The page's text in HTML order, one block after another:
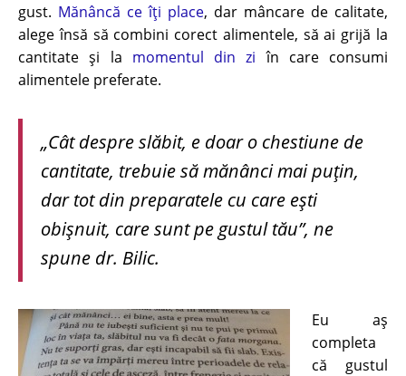
gust. Mănâncă ce îți place, dar mâncare de calitate,
alege însă să combini corect alimentele, să ai grijă la
cantitate și la momentul din zi în care consumi
alimentele preferate.
„Cât despre slăbit, e doar o chestiune de
cantitate, trebuie să mănânci mai puțin,
dar tot din preparatele cu care ești
obișnuit, care sunt pe gustul tău”, ne
spune dr. Bilic.
Eu aș
completa
că gustul